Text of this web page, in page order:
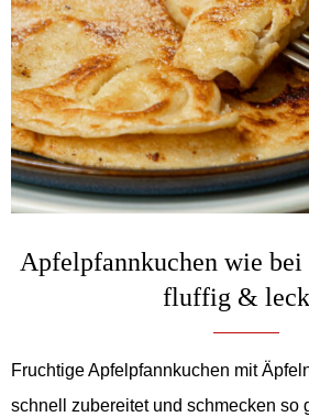
Apfelpfannkuchen wie bei
fluffig &
Fruchtige Apfelpfannkuchen mit
schnell zubereitet und schmecken so